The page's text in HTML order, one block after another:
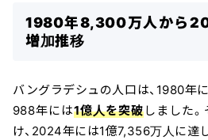
1980年8,300万人から
増加推移
バングラデシュの人口は、1980年
988年には1億人を突破しました
け、2024年には1億7,356万人に達